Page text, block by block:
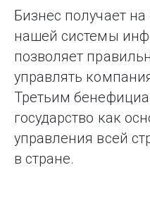
Бизнес получает
нашей системы
позволяет
управлять
Третьим
государство как
управления всей
в стране.